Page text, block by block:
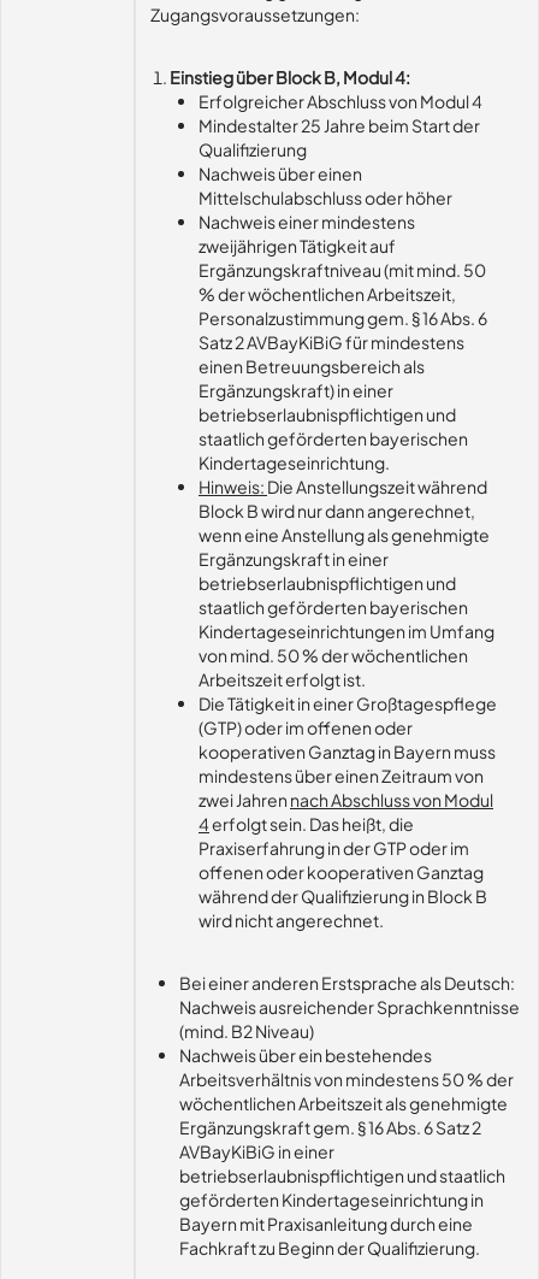
Zugangsvoraussetzungen:
Einstieg über Block B, Modul 4:
Erfolgreicher Abschluss von Modul 4
Mindestalter 25 Jahre beim Start der
Qualifizierung
Nachweis über einen
Mittelschulabschluss oder höher
Nachweis einer mindestens
zweijährigen Tätigkeit auf
Ergänzungskraftniveau (mit mind. 50
% der wöchentlichen Arbeitszeit,
Personalzustimmung gem. § 16 Abs. 6
Satz 2 AVBayKiBiG für mindestens
einen Betreuungsbereich als
Ergänzungskraft) in einer
betriebserlaubnispflichtigen und
staatlich geförderten bayerischen
Kindertageseinrichtung.
Hinweis: Die Anstellungszeit während
Block B wird nur dann angerechnet,
wenn eine Anstellung als genehmigte
Ergänzungskraft in einer
betriebserlaubnispflichtigen und
staatlich geförderten bayerischen
Kindertageseinrichtungen im Umfang
von mind. 50 % der wöchentlichen
Arbeitszeit erfolgt ist.
Die Tätigkeit in einer Großtagespflege
(GTP) oder im offenen oder
kooperativen Ganztag in Bayern muss
mindestens über einen Zeitraum von
zwei Jahren nach Abschluss von Modul
4erfolgt sein. Das heißt, die
Praxiserfahrung in der GTP oder im
offenen oder kooperativen Ganztag
während der Qualifizierung in Block B
wird nicht angerechnet.
Bei einer anderen Erstsprache als Deutsch:
Nachweis ausreichender Sprachkenntnisse
(mind. B2 Niveau)
Nachweis über ein bestehendes
Arbeitsverhältnis von mindestens 50 % der
wöchentlichen Arbeitszeit als genehmigte
Ergänzungskraft gem. § 16 Abs. 6 Satz 2
AVBayKiBiG in einer
betriebserlaubnispflichtigen und staatlich
geförderten Kindertageseinrichtung in
Bayern mit Praxisanleitung durch eine
Fachkraft zu Beginn der Qualifizierung.